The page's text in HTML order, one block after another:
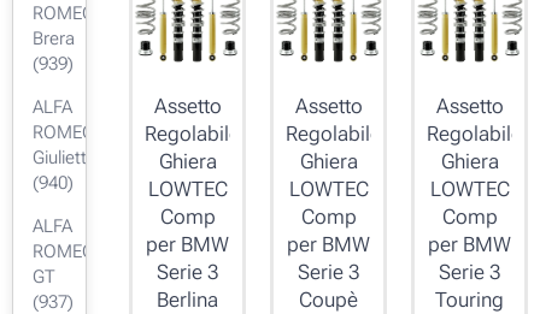
ROMEO
Brera
(939)
ALFA
ROMEO
Giulietta
(940)
ALFA
ROMEO
GT
(937)
Assetto
Regolabile
Ghiera
LOWTEC
Comp
per BMW
Serie 3
Berlina
Assetto
Regolabile
Ghiera
LOWTEC
Comp
per BMW
Serie 3
Coupè
Assetto
Regolabile
Ghiera
LOWTEC
Comp
per BMW
Serie 3
Touring